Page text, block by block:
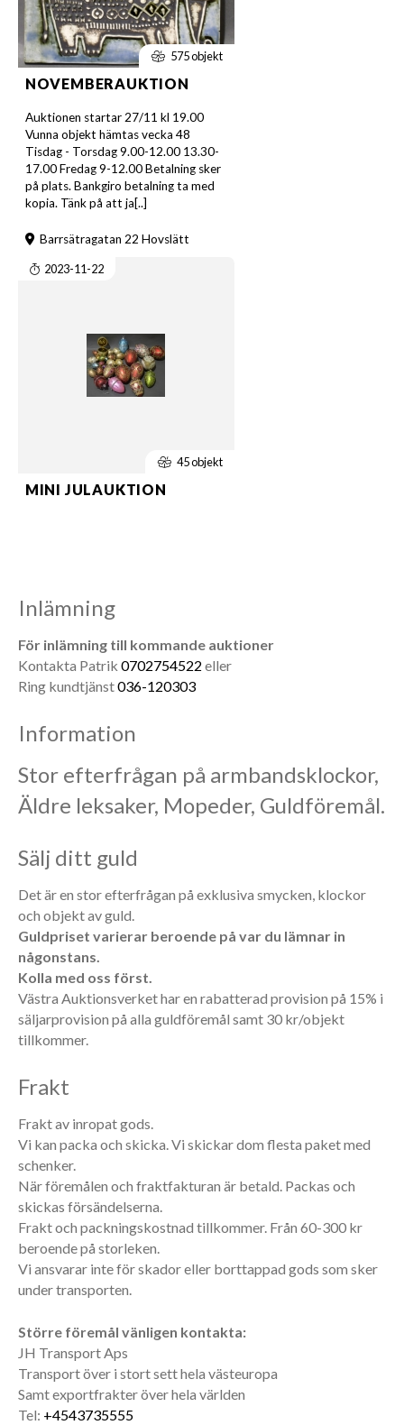
575 objekt
NOVEMBERAUKTION
Auktionen startar 27/11 kl 19.00
Vunna objekt hämtas vecka 48
Tisdag - Torsdag 9.00-12.00 13.30-
17.00 Fredag 9-12.00 Betalning sker
på plats. Bankgiro betalning ta med
kopia. Tänk på att ja[..]
Barrsätragatan 22 Hovslätt
2023-11-22
45 objekt
MINI JULAUKTION
Inlämning
För inlämning till kommande auktioner
Kontakta Patrik 0702754522 eller
Ring kundtjänst036-120303
Information
Stor efterfrågan på armbandsklockor,
Äldre leksaker, Mopeder, Guldföremål.
Sälj ditt guld
Det är en stor efterfrågan på exklusiva smycken, klockor
och objekt av guld.
Guldpriset varierar beroende på var du lämnar in
någonstans.
Kolla med oss först.
Västra Auktionsverket har en rabatterad provision på 15% i
säljarprovision på alla guldföremål samt 30 kr/objekt
tillkommer.
Frakt
Frakt av inropat gods.
Vi kan packa och skicka. Vi skickar dom flesta paket med
schenker.
När föremålen och fraktfakturan är betald. Packas och
skickas försändelserna.
Frakt och packningskostnad tillkommer. Från 60-300 kr
beroende på storleken.
Vi ansvarar inte för skador eller borttappad gods som sker
under transporten.
Större föremål vänligen kontakta:
JH Transport Aps
Transport över i stort sett hela västeuropa
Samt exportfrakter över hela världen
Tel: +4543735555